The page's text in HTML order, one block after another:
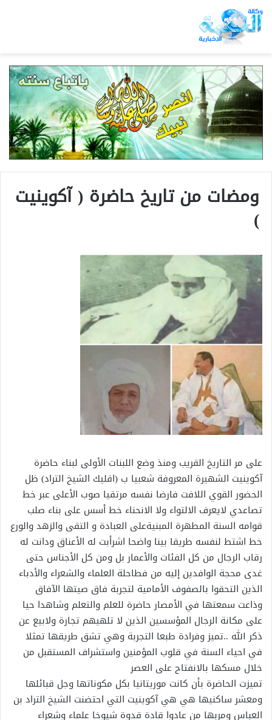
ومضات من تاريخ حاضرة ( آكوينيت
)
على مر التاريخ القريب ومنذ وضع اللبنات الأولى لبناء حاضرة
آكوينيت الشهيرة المعروفة شعبيا ب (اقليك الشيخ التراد) ظل
الحضور القوي اللافت فارضا نفسه مرتقيا صوب الأعلى عبر خط
تصاعدي لايعرف الالتواء ولا الانحناء خط أسس على بناء صلب
قوامه السنة المطهرة المبنيةعلى العبادة و التقى والزهد والورع
خط اشتط لنفسه طريقا بينا واضحا اشرأبت له الأعناق ودانت له
رقاب الرجال من كل الفئات والأعمار بل ومن كل الأجناس حتى
غدى محجة الوافدين إليه من فطاحلة العلماء والشعراء والأدباء
الذين التحقوا بالصفوف الأمامية لتجربة فاق صيتها الآفاق
وذاعت سمعتها في الأمصار حاضرة للعلم والتعلم وشاهدا حيا
على مكانة الرجال المؤسسين الذين لا تلهيهم تجارة ولابيع عن
ذكر الله ..تميز وفرادة طبعا التجربة وهي تشق طريقها تمثلا
في احياء السنة في قلوب المؤمنين واستشراف المستقبل من
خلال مسكها بالانفتاح على العصر
تميزت الحاضرة بأن كانت موريتانيا بكل مكوناتها وجل قبائلها
ومعشر ساكنيها هي هي آكوينيت التي احتضنت الشيخ التراد بن
العباس ومربها من عادوا قادة قدوة شيوخا علماء وشعراء